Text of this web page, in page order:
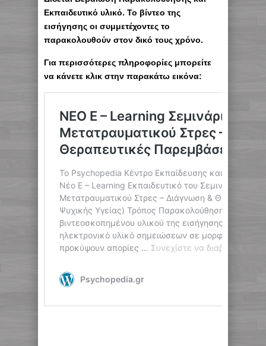
Εκπαιδευτικό υλικό. Το βίντεο της
εισήγησης οι συμμετέχοντες το
παρακολουθούν στον δικό τους χρόνο.
Για περισσότερες πληροφορίες μπορείτε
να κάνετε κλικ στην παρακάτω εικόνα: